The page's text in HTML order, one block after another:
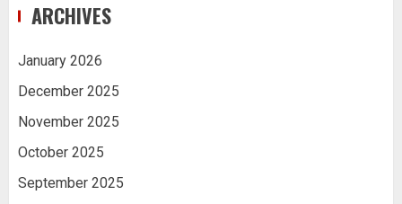
ARCHIVES
January 2026
December 2025
November 2025
October 2025
September 2025